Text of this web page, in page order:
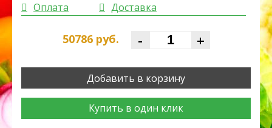
Оплата Доставка
50786руб. - +
Добавить в корзину
Купить в один клик